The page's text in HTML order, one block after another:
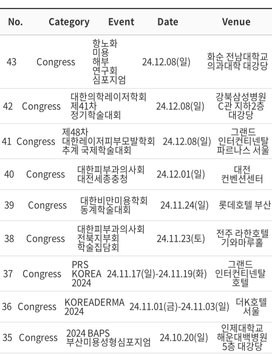
No. Category Event Date Venue
43 Congress
항노화
미용
해부
연구회
심포지엄
24.12.08(일) 화순 전남대학교
의과대학 대강당
42 Congress
대한의학레이저학회
제41차
정기학술대회
24.12.08(일)
강북삼성병원
C관 지하2층
대강당
41 Congress
제48차
대한레이저피부모발학회
추계 국제학술대회
24.12.08(일)
그랜드
인터컨티넨탈
파르나스 서울
40
Congress 대한피부과의사회
대전세종충청 24.12.01(일) 대전
컨벤션센터
39
Congress 대한비만미용학회
동계학술대회 24.11.24(일) 롯데호텔 부산
38 Congress
대한피부과의사회
전북지부회
학술집담회
24.11.23(토) 전주 라한호텔
기와마루홀
37 Congress
PRS
KOREA
2024
24.11.17(일)-24.11.19(화)
그랜드
인터컨티넨탈
호텔
36 Congress KOREADERMA
2024 24.11.01(금)-24.11.03(일) 더K호텔
서울
35 Congress 2024 BAPS
부산미용성형심포지엄 24.10.20(일)
인제대학교
해운대백병원
5층 대강당